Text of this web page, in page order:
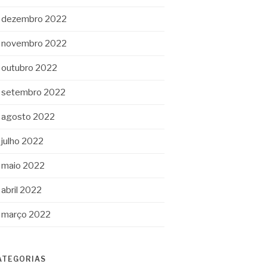
dezembro 2022
novembro 2022
outubro 2022
setembro 2022
agosto 2022
julho 2022
maio 2022
abril 2022
março 2022